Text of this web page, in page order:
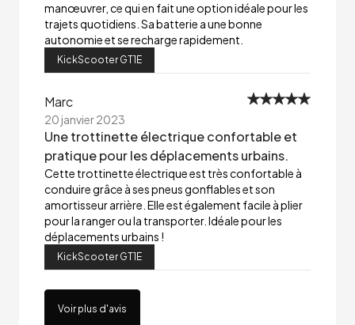
manœuvrer, ce qui en fait une option idéale pour les
trajets quotidiens. Sa batterie a une bonne
autonomie et se recharge rapidement.
KickScooter GT1E
Marc
20 janvier 2023
Une trottinette électrique confortable et
pratique pour les déplacements urbains.
Cette trottinette électrique est très confortable à
conduire grâce à ses pneus gonflables et son
amortisseur arrière. Elle est également facile à plier
pour la ranger ou la transporter. Idéale pour les
déplacements urbains !
KickScooter GT1E
Voir plus d'avis